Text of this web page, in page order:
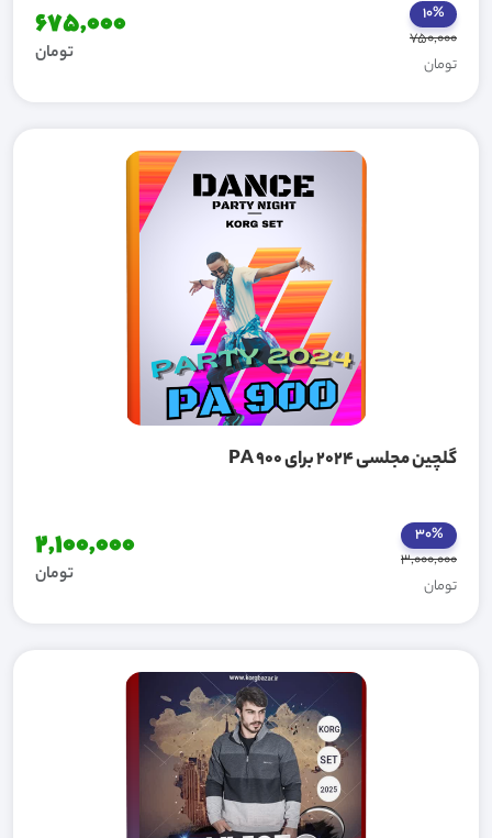
10%
750,000
تومان
675,000
تومان
گلچین مجلسی 2024 برای PA 900
30%
3,000,000
تومان
2,100,000
تومان